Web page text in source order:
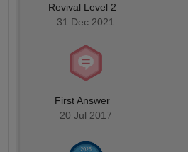
Revival Level 2
31 Dec 2021
First Answer
20 Jul 2017